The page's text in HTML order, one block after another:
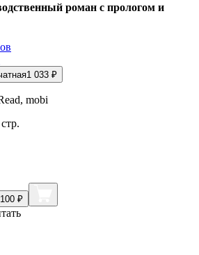
роман с прологом и
1 033 ₽
mobi
₽